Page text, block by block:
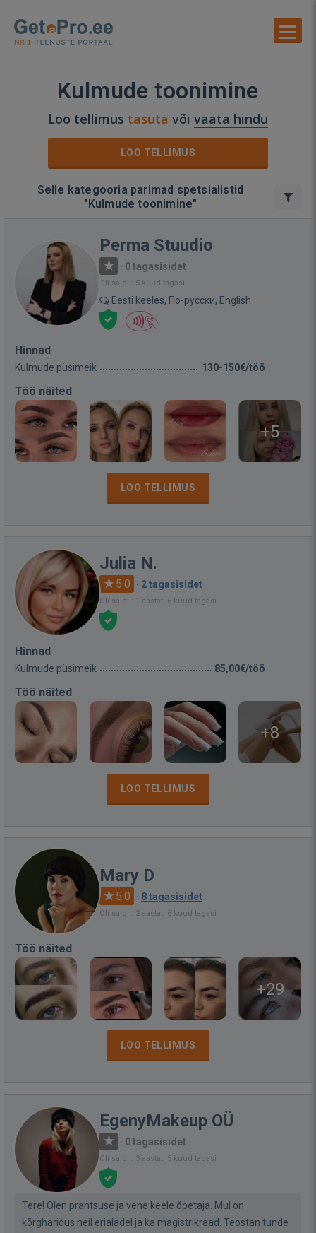
Kulmude toonimine
Loo tellimus tasuta või vaata hindu
LOO TELLIMUS
Selle kategooria parimad spetsialistid
"Kulmude toonimine"
Perma Stuudio
· 0 tagasisidet
Oli saidil: 5 kuud tagasi
Eesti keeles, По-русски, English
Hinnad
Kulmude püsimeik 130-150€/töö
Töö näited
+5
LOO TELLIMUS
Julia N.
5.0 · 2 tagasisidet
Oli saidil: 1 aastat, 6 kuud tagasi
Hinnad
Kulmude püsimeik 85,00€/töö
Töö näited
+8
LOO TELLIMUS
Mary D
5.0 · 8 tagasisidet
Oli saidil: 2 aastat, 6 kuud tagasi
Töö näited
+29
LOO TELLIMUS
EgenyMakeup OÜ
· 0 tagasisidet
Oli saidil: 3 aastat, 5 kuud tagasi
Tere! Olen prantsuse ja vene keele õpetaja. Mul on
kõrgharidus neil erialadel ja ka magistrikraad. Teostan tunde